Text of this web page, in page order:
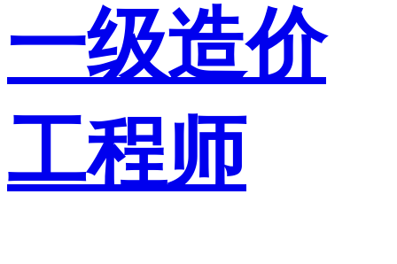
一级造价
工程师